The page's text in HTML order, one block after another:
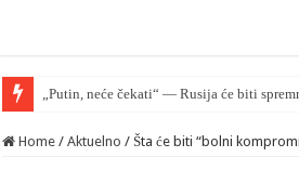
Home / Aktuelno / Šta će biti “bolni